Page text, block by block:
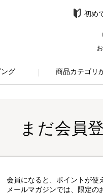
初め
グ 商品カテゴリ
まだ会員
会員になると、ポイントが使
メールマガジンでは、限定